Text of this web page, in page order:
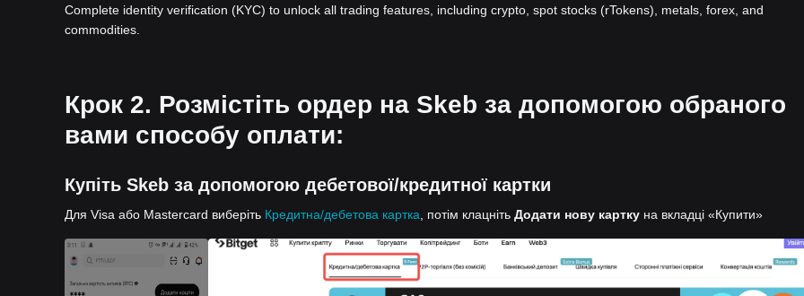
Complete identity verification (KYC) to unlock all trading features, including crypto, spot stocks (rTokens), metals, forex, and
commodities.
Крок 2. Розмістіть ордер на Skeb за допомогою обраного
вами способу оплати:
Купіть Skeb за допомогою дебетової/кредитної картки
Для Visa або Mastercard виберіть Кредитна/дебетова картка , потім клацніть Додати нову картку на вкладці «Купити»